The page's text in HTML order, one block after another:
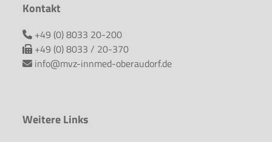
Kontakt
+49 (0) 8033 20-200
+49 (0) 8033 / 20-370
info@mvz-innmed-oberaudorf.de
Weitere Links